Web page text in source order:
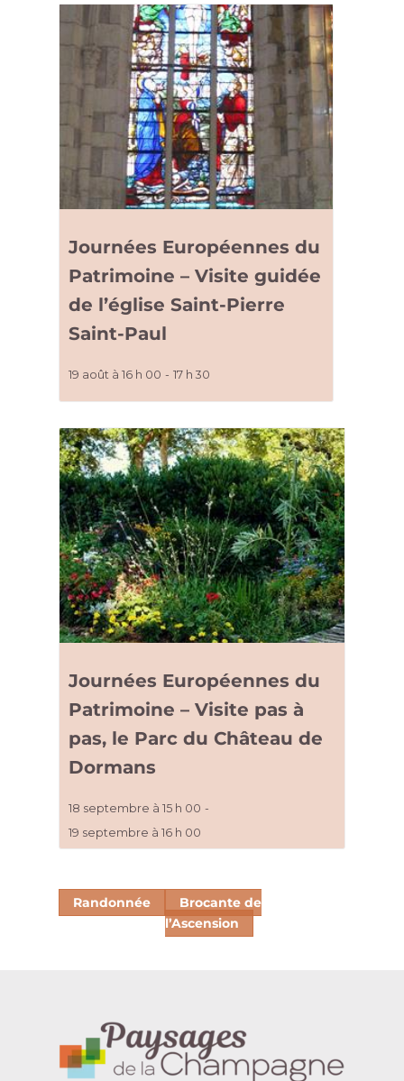
Journées Européennes du
Patrimoine – Visite guidée
de l’église Saint-Pierre
Saint-Paul
19 août à 16 h 00 - 17 h 30
Journées Européennes du
Patrimoine – Visite pas à
pas, le Parc du Château de
Dormans
18 septembre à 15 h 00 -
19 septembre à 16 h 00
Randonnée
Brocante de
l’Ascension